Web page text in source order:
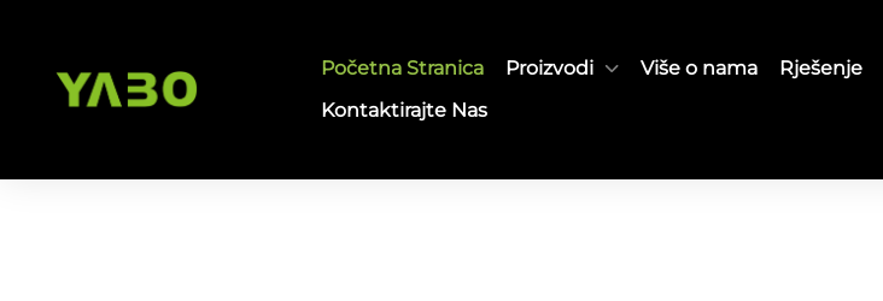
Početna Stranica Proizvodi Više o nama Rješenje
Kontaktirajte Nas